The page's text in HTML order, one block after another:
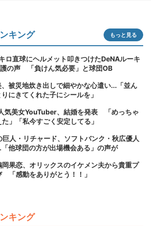
キング もっと見る
ロ直球にヘルメット叩きつけたDeNAルーキ
の声 「負けん気必要」と球団OB
被災地炊き出しで細やかな心遣い...「並ん
にきてくれた子にシールを」
気美女YouTuber、結婚を発表 「めっちゃ
」「私今すごく安定してる」
巨人・リチャード、ソフトバンク・秋広優人
他球団の方が出場機会ある」の声が
果恋、オリックスのイケメン夫から貴重プ
「感動をありがとう！！」
キング